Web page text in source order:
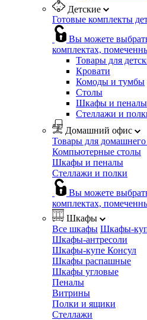
Детские
Готовые комплекты
Вы можете
комплектах,
Товары для
Кровати
Комоды и тумбы
Столы
Шкафы и пеналы
Стеллажи и
Домашний офис
Товары для
Компьютерные столы
Шкафы и пеналы
Стеллажи и полки
Вы можете
комплектах,
Шкафы
Все шкафы Шкафы-
Шкафы-антресоли
Шкафы-купе Консул
Шкафы распашные
Шкафы угловые
Пеналы
Витрины
Полки и ящики
Стеллажи